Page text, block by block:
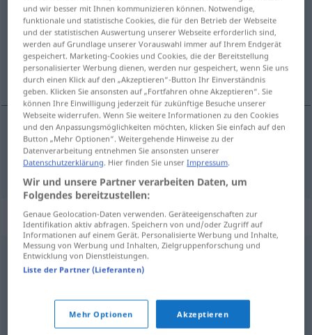
Übersicht aller Übersetzungen
(Für mehr Details die Übersetzung anklicken/antippen)
kleine Schwierigkeit
(kleine)Schwierigkeit anicroche
Synonyme für "anicroche"
difficulté,complication,complexité
encombre,obstacle,obstruction encombrement
accroc,embrouillement,enquiquinement
und wir besser mit Ihnen kommunizieren können. Notwendige,
funktionale und statistische Cookies, die für den Betrieb der Webseite
und der statistischen Auswertung unserer Webseite erforderlich sind,
werden auf Grundlage unserer Vorauswahl immer auf Ihrem Endgerät
gespeichert. Marketing-Cookies und Cookies, die der Bereitstellung
personalisierter Werbung dienen, werden nur gespeichert, wenn Sie uns
durch einen Klick auf den „Akzeptieren“-Button Ihr Einverständnis
geben. Klicken Sie ansonsten auf „Fortfahren ohne Akzeptieren“. Sie
können Ihre Einwilligung jederzeit für zukünftige Besuche unserer
Webseite widerrufen. Wenn Sie weitere Informationen zu den Cookies
und den Anpassungsmöglichkeiten möchten, klicken Sie einfach auf den
Button „Mehr Optionen“. Weitergehende Hinweise zu der
Datenverarbeitung entnehmen Sie ansonsten unserer
Datenschutzerklärung . Hier finden Sie unserImpressum
Wir und unsere Partner verarbeiten Daten, um
Folgendes bereitzustellen:
Genaue Geolocation-Daten verwenden. Geräteeigenschaften zur
Identifikation aktiv abfragen. Speichern von und/oder Zugriff auf
Informationen auf einem Gerät. Personalisierte Werbung und Inhalte,
Messung von Werbung und Inhalten, Zielgruppenforschung und
Entwicklung von Dienstleistungen.
Liste der Partner (Lieferanten)
Mehr Optionen Akzeptieren